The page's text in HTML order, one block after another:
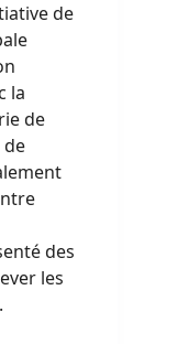
de
la
de
de
des
les